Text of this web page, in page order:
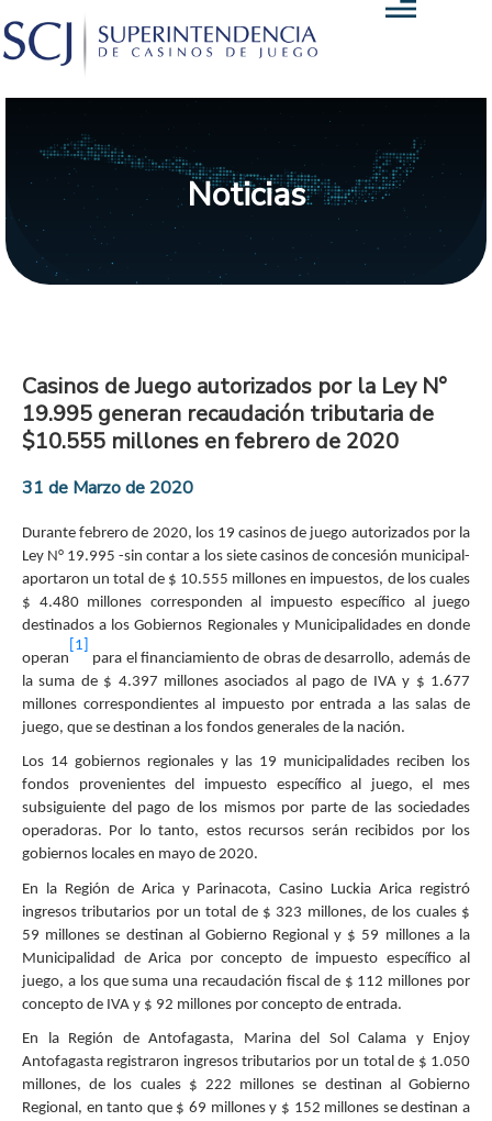
Noticias
Casinos de Juego autorizados por la Ley N°
19.995 generan recaudación tributaria de
$10.555 millones en febrero de 2020
31 de Marzo de 2020
Durante febrero de 2020, los 19 casinos de juego autorizados por la
Ley N° 19.995 -sin contar a los siete casinos de concesión municipal-
aportaron un total de $ 10.555 millones en impuestos, de los cuales
$ 4.480 millones corresponden al impuesto específico al juego
destinados a los Gobiernos Regionales y Municipalidades en donde
operan
[1]
para el financiamiento de obras de desarrollo, además de
la suma de $ 4.397 millones asociados al pago de IVA y $ 1.677
millones correspondientes al impuesto por entrada a las salas de
juego, que se destinan a los fondos generales de la nación.
Los 14 gobiernos regionales y las 19 municipalidades reciben los
fondos provenientes del impuesto específico al juego, el mes
subsiguiente del pago de los mismos por parte de las sociedades
operadoras. Por lo tanto, estos recursos serán recibidos por los
gobiernos locales en mayo de 2020.
En la Región de Arica y Parinacota, Casino Luckia Arica registró
ingresos tributarios por un total de $ 323 millones, de los cuales $
59 millones se destinan al Gobierno Regional y $ 59 millones a la
Municipalidad de Arica por concepto de impuesto específico al
juego, a los que suma una recaudación fiscal de $ 112 millones por
concepto de IVA y $ 92 millones por concepto de entrada.
En la Región de Antofagasta, Marina del Sol Calama y Enjoy
Antofagasta registraron ingresos tributarios por un total de $ 1.050
millones, de los cuales $ 222 millones se destinan al Gobierno
Regional, en tanto que $ 69 millones y $ 152 millones se destinan a